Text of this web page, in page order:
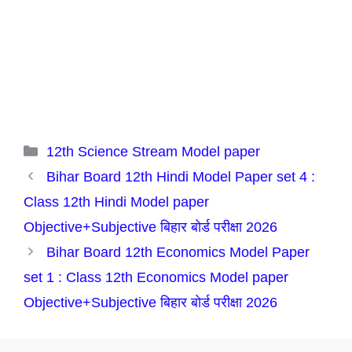
Categories
12th Science Stream Model paper
Bihar Board 12th Hindi Model Paper set 4 :
Class 12th Hindi Model paper
Objective+Subjective बिहार बोर्ड परीक्षा 2026
Bihar Board 12th Economics Model Paper
set 1 : Class 12th Economics Model paper
Objective+Subjective बिहार बोर्ड परीक्षा 2026